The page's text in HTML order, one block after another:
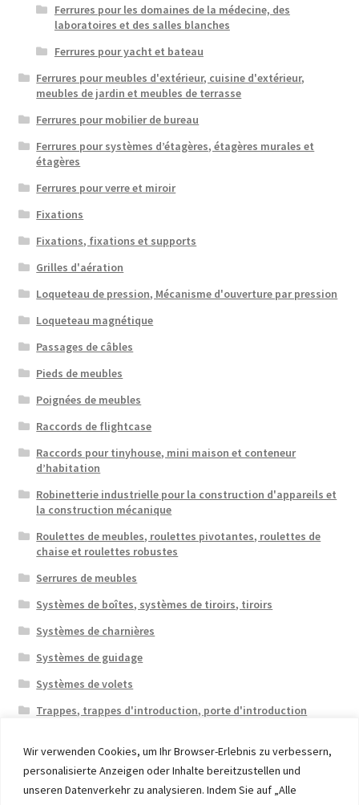
Wir verwenden Cookies, um Ihr Browser-Erlebnis zu verbessern,
personalisierte Anzeigen oder Inhalte bereitzustellen und
unseren Datenverkehr zu analysieren. Indem Sie auf „Alle
Ferrures pour les domaines de la médecine, des
laboratoires et des salles blanches
Ferrures pour yacht et bateau
Ferrures pour meubles d'extérieur, cuisine d'extérieur,
meubles de jardin et meubles de terrasse
Ferrures pour mobilier de bureau
Ferrures pour systèmes d’étagères, étagères murales et
étagères
Ferrures pour verre et miroir
Fixations
Fixations, fixations et supports
Grilles d'aération
Loqueteau de pression, Mécanisme d'ouverture par pression
Loqueteau magnétique
Passages de câbles
Pieds de meubles
Poignées de meubles
Raccords de flightcase
Raccords pour tinyhouse, mini maison et conteneur
d’habitation
Robinetterie industrielle pour la construction d'appareils et
la construction mécanique
Roulettes de meubles, roulettes pivotantes, roulettes de
chaise et roulettes robustes
Serrures de meubles
Systèmes de boîtes, systèmes de tiroirs, tiroirs
Systèmes de charnières
Systèmes de guidage
Systèmes de volets
Trappes, trappes d'introduction, porte d'introduction